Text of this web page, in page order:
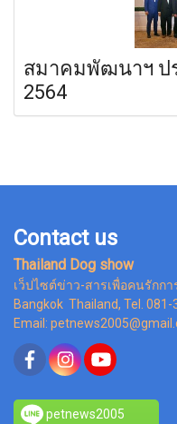
สมาคมพัฒนาฯ ป
2564
Contact us
Thailand Dog show
เว็ปไซต์ข่าว-สารเพื่อคนรักก
Bangkok Thailand, Tel. 081-
Email:
petnews2005